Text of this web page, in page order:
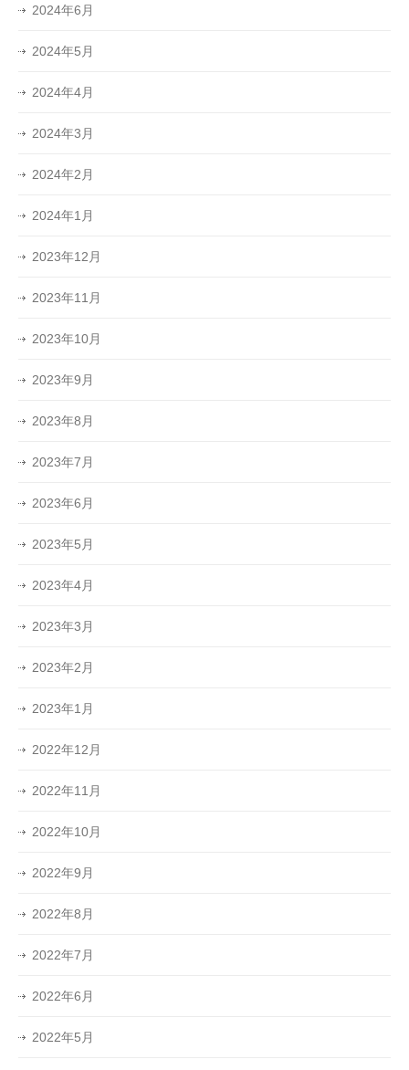
2024年6月
2024年5月
2024年4月
2024年3月
2024年2月
2024年1月
2023年12月
2023年11月
2023年10月
2023年9月
2023年8月
2023年7月
2023年6月
2023年5月
2023年4月
2023年3月
2023年2月
2023年1月
2022年12月
2022年11月
2022年10月
2022年9月
2022年8月
2022年7月
2022年6月
2022年5月